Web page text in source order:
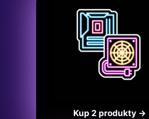
Kup 2 produkty →